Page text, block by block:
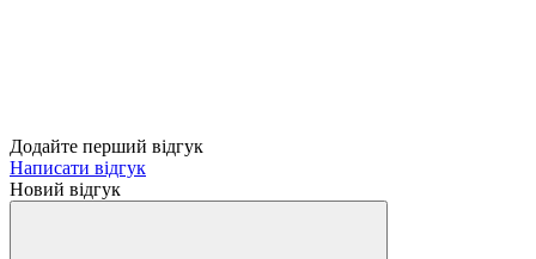
Додайте перший відгук
Написати відгук
Новий відгук